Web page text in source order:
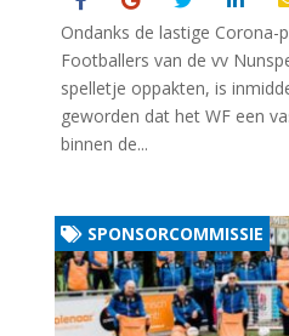
Ondanks de lastige Corona-
Footballers van de vv
spelletje oppakten, is
geworden dat het WF een
binnen de...
SPONSORCOMMISSIE